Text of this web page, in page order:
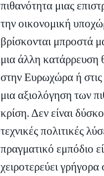
πιθανότητα μιας
την οικονομική
βρίσκονται μπροστά
μια άλλη κατάρρευση
στην Ευρωχώρα ή
μια αξιολόγηση των
κρίση. Δεν είναι
τεχνικές πολιτικές
πραγματικό εμπόδιο
χειροτερεύει